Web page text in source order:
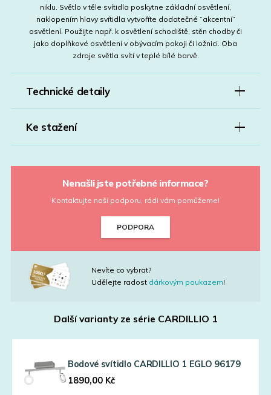
niklu. Světlo v těle svítidla poskytne základní osvětlení,
naklopením hlavy svítidla vytvoříte dodatečné “akcentní”
osvětlení. Použijte např. k osvětlení schodiště, stěn chodby či
jako doplňkové osvětlení v obývacím pokoji či ložnici. Oba
zdroje světla svítí v teplé bílé barvě.
Technické detaily
Ke stažení
Nenašli jste potřebné informace?
Kontaktujte naší podporu, rádi vám pomůžeme!
PODPORA
Nevíte co vybrat?
Udělejte radost dárkovým poukazem!
Další varianty ze série CARDILLIO 1
Bodové svítidlo CARDILLIO 1 EGLO 96179
1890,00 Kč